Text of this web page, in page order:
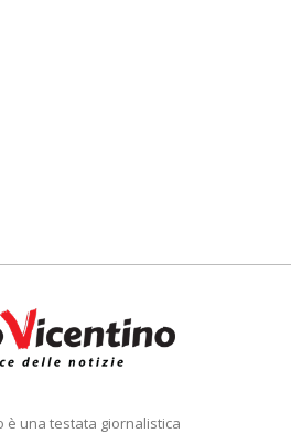
è una testata giornalistica